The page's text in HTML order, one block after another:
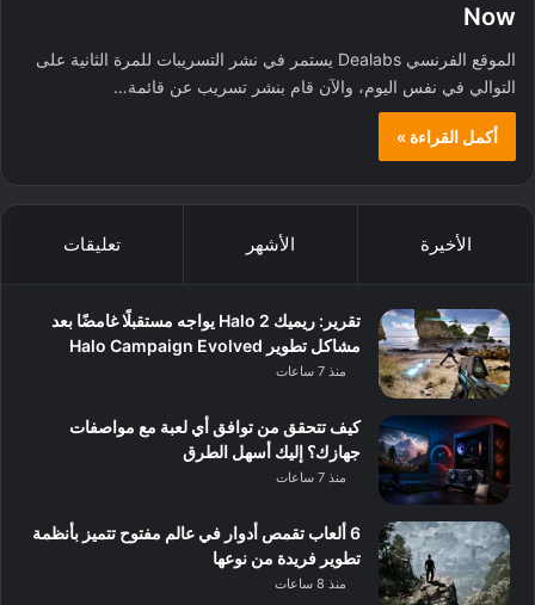
Now
الموقع الفرنسي Dealabs يستمر في نشر التسريبات للمرة الثانية على
التوالي في نفس اليوم، والآن قام بنشر تسريب عن قائمة…
أكمل القراءة »
الأخيرة الأشهر تعليقات
تقرير: ريميك Halo 2 يواجه مستقبلًا غامضًا بعد
مشاكل تطوير Halo Campaign Evolved
منذ 7 ساعات
كيف تتحقق من توافق أي لعبة مع مواصفات
جهازك؟ إليك أسهل الطرق
منذ 7 ساعات
6 ألعاب تقمص أدوار في عالم مفتوح تتميز بأنظمة
تطوير فريدة من نوعها
منذ 8 ساعات